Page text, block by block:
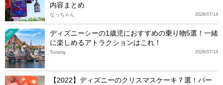
内容まとめ
2026/07/14
なっちゃん
TDS
ディズニーシーの1歳児におすすめの乗り物5選！一緒
に楽しめるアトラクションはこれ！
2026/07/14
Tommy
【2022】ディズニーのクリスマスケーキ７選！パー